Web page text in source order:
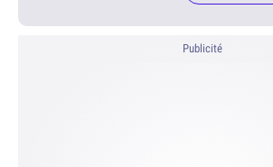
Publicité